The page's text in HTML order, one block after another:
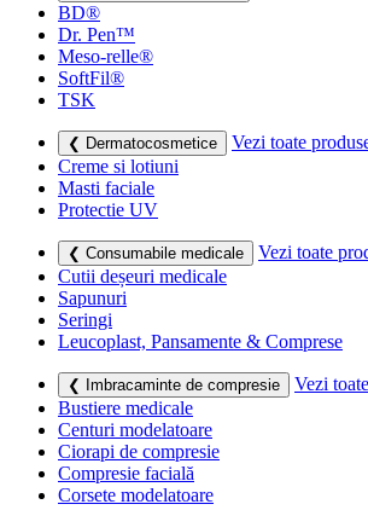
BD®
Dr. Pen™
Meso-relle®
SoftFil®
TSK
❮ Dermatocosmetice
Vezi toate
Creme si lotiuni
Masti faciale
Protectie UV
❮ Consumabile medicale
Vezi toate
Cutii deșeuri medicale
Sapunuri
Seringi
Leucoplast, Pansamente & Comprese
❮ Imbracaminte de compresie
Vezi
Bustiere medicale
Centuri modelatoare
Ciorapi de compresie
Compresie facială
Corsete modelatoare